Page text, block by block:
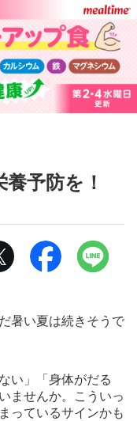
予防を！
暑い夏は続きそうで
い」「身体がだる
ませんか。こういっ
っているサインかも